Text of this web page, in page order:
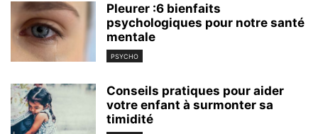
Pleurer :6 bienfaits
psychologiques pour notre santé
mentale
PSYCHO
Conseils pratiques pour aider
votre enfant à surmonter sa
timidité